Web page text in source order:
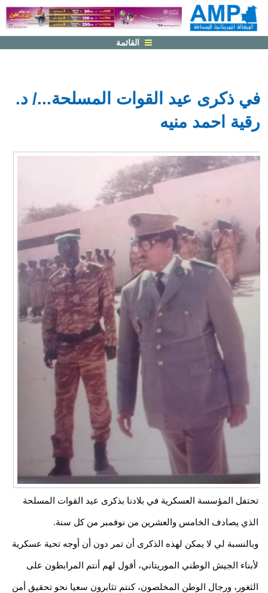
القائمة
في ذكرى عيد القوات المسلحة.../ د.
رقية احمد منيه
تحتفل المؤسسة العسكرية في بلادنا بذكرى عيد القوات المسلحة
الذي يصادف الخامس والعشرين من نوفمبر من كل سنة.
وبالنسبة لي لا يمكن لهذه الذكرى أن تمر دون أن أوجه تحية عسكرية
لأبناء الجيش الوطني الموريتاني، أقول لهم أنتم المرابطون على
الثغور، ورجال الوطن المخلصون، كنتم تثابرون سعيا نحو تحقيق أمن